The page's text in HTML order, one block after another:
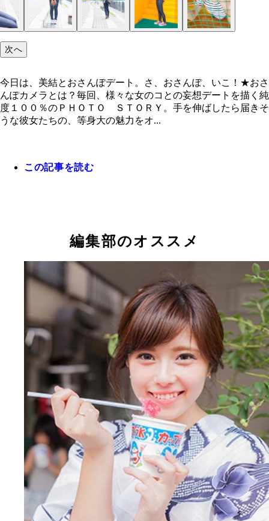
今日は、美結とおさんぽデート。さ、おさんぽ、
次へ
今日は、美結とおさんぽデート。さ、おさんぽ、いこ！★おさ
んぽカメラとは？毎回、様々な女のコとの妄想デートを描く純
度１００％のＰＨＯＴＯ ＳＴＯＲＹ。手を伸ばしたら届きそ
うな彼女たちの、等身大の魅力をオ...
この記事を読む
編集部のオススメ